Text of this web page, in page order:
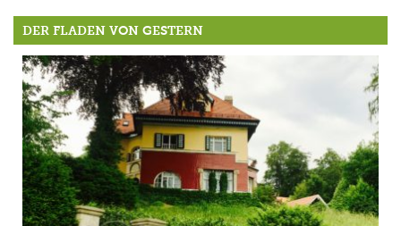
DER FLADEN VON GESTERN